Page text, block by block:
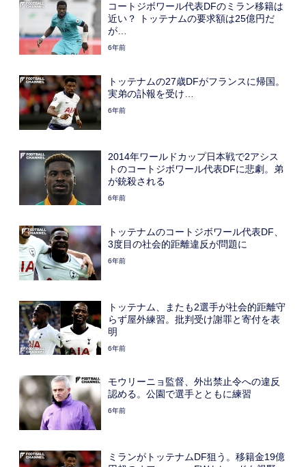
コートジボワール代表DFのミラン移籍は
近い？ トッテナムの要求額は25億円だ
が…
6年前
トッテナムの27歳DFがフランスに帰国。
実弟の訃報を受け…
6年前
2014年ワールドカップ日本戦で2アシス
トのコートジボワール代表DFに悲劇。弟
が銃殺される
6年前
トッテナムのコートジボワール代表DF、
3度目の社会的距離違反が問題に
6年前
トッテナム、またも2選手が社会的距離守
らず屋外練習。批判受け謝罪と寄付を表
明
6年前
モウリーニョ監督、外出禁止令への違反
認める。公園で選手とともに練習
6年前
ミランがトッテナムDF狙う。移籍金19億